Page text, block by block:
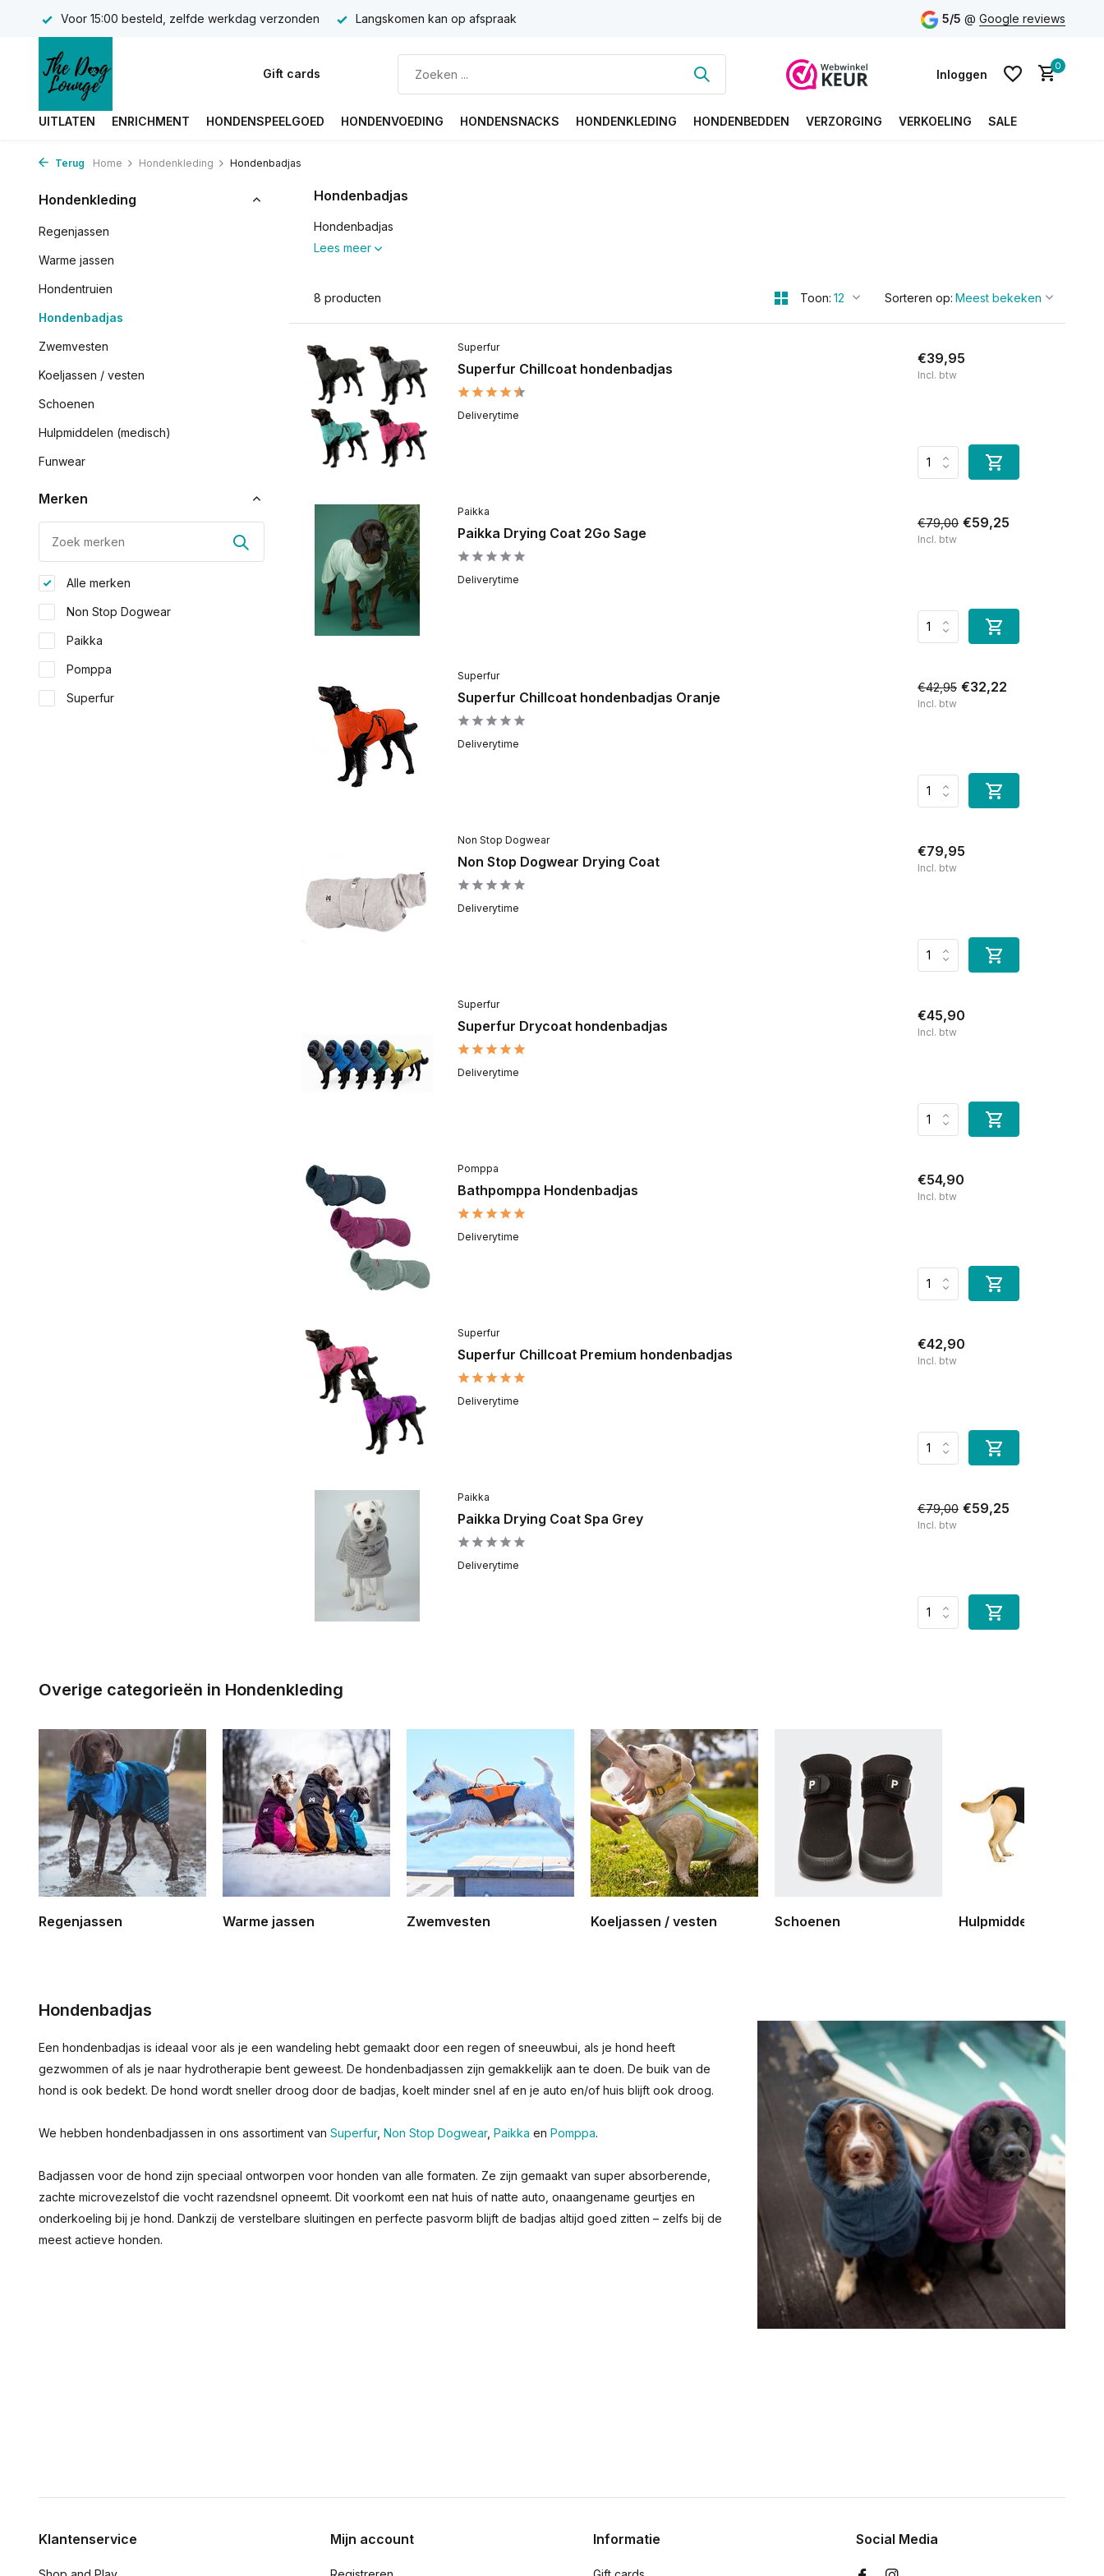
Voor 15:00 besteld, zelfde werkdag verzonden Langskomen kan op afspraak 5/5 @ Google reviews
Gift cards Inloggen
0
UITLATEN ENRICHMENT HONDENSPEELGOED HONDENVOEDING HONDENSNACKS HONDENKLEDING HONDENBEDDEN VERZORGING VERKOELING SALE
Terug Home Hondenkleding Hondenbadjas
Hondenkleding
Regenjassen
Warme jassen
Hondentruien
Hondenbadjas
Zwemvesten
Koeljassen / vesten
Schoenen
Hulpmiddelen (medisch)
Funwear
Merken
Alle merken
Non Stop Dogwear
Paikka
Pomppa
Superfur
Hondenbadjas
Hondenbadjas
Lees meer
8 producten Toon: Sorteren op:
Superfur
Superfur Chillcoat hondenbadjas
Deliverytime
€39,95
Incl. btw
Paikka
Paikka Drying Coat 2Go Sage
Deliverytime
€79,00 €59,25
Incl. btw
Superfur
Superfur Chillcoat hondenbadjas Oranje
Deliverytime
€42,95 €32,22
Incl. btw
Non Stop Dogwear
Non Stop Dogwear Drying Coat
Deliverytime
€79,95
Incl. btw
Superfur
Superfur Drycoat hondenbadjas
Deliverytime
€45,90
Incl. btw
Pomppa
Bathpomppa Hondenbadjas
Deliverytime
€54,90
Incl. btw
Superfur
Superfur Chillcoat Premium hondenbadjas
Deliverytime
€42,90
Incl. btw
Paikka
Paikka Drying Coat Spa Grey
Deliverytime
€79,00 €59,25
Incl. btw
Overige categorieën in Hondenkleding
Regenjassen Warme jassen Zwemvesten Koeljassen / vesten Schoenen Hulpmiddelen
Hondenbadjas
Een hondenbadjas is ideaal voor als je een wandeling hebt gemaakt door een regen of sneeuwbui, als je hond heeft
gezwommen of als je naar hydrotherapie bent geweest. De hondenbadjassen zijn gemakkelijk aan te doen. De buik van de
hond is ook bedekt. De hond wordt sneller droog door de badjas, koelt minder snel af en je auto en/of huis blijft ook droog.
We hebben hondenbadjassen in ons assortiment van Superfur, Non Stop Dogwear, Paikka en Pomppa.
Badjassen voor de hond zijn speciaal ontworpen voor honden van alle formaten. Ze zijn gemaakt van super absorberende,
zachte microvezelstof die vocht razendsnel opneemt. Dit voorkomt een nat huis of natte auto, onaangename geurtjes en
onderkoeling bij je hond. Dankzij de verstelbare sluitingen en perfecte pasvorm blijft de badjas altijd goed zitten – zelfs bij de
meest actieve honden.
Klantenservice Mijn account Informatie Social Media